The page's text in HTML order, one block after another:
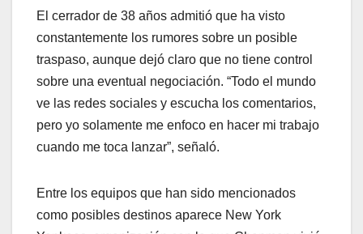
El cerrador de 38 años admitió que ha visto
constantemente los rumores sobre un posible
traspaso, aunque dejó claro que no tiene control
sobre una eventual negociación. “Todo el mundo
ve las redes sociales y escucha los comentarios,
pero yo solamente me enfoco en hacer mi trabajo
cuando me toca lanzar”, señaló.
Entre los equipos que han sido mencionados
como posibles destinos aparece New York